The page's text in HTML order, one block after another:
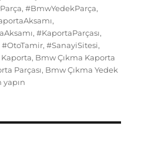
p
p
g
r
a
m
re
,#BmwYedekParça,
,
,#KaportaParçası,
#OtoTamir,#SanayiSitesi,
, Bmw Çıkma Kaporta
Parçası, Bmw Çıkma Yedek
yapın